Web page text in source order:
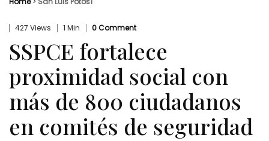
427 Views 1 Min 0 Comment
SSPCE fortalece
proximidad social con
más de 800 ciudadanos
en comités de seguridad